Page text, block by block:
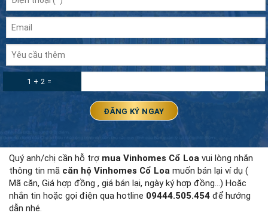
1 + 2 =
Quý anh/chị cần hỗ trợ mua Vinhomes Cổ Loa vui lòng nhắn
thông tin mã căn hộ Vinhomes Cổ Loa muốn bán lại ví dụ (
Mã căn, Giá hợp đồng , giá bán lại, ngày ký hợp đồng…) Hoặc
nhắn tin hoặc gọi điện qua hotline 09444.505.454 để hướng
dẫn nhé.